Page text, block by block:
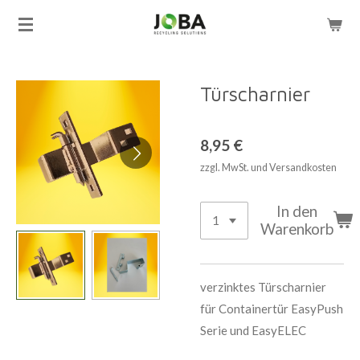
Zum
Türscharnier
8,95 €
zzgl. MwSt. und Versandkosten
In den
Warenkorb
verzinktes Türscharnier
für Containertür EasyPush
Serie und EasyELEC